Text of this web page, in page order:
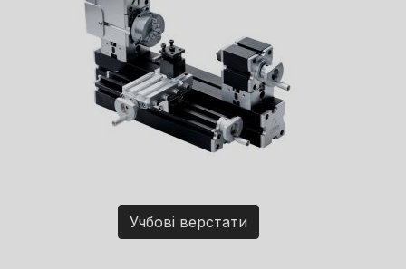
Учбові верстати